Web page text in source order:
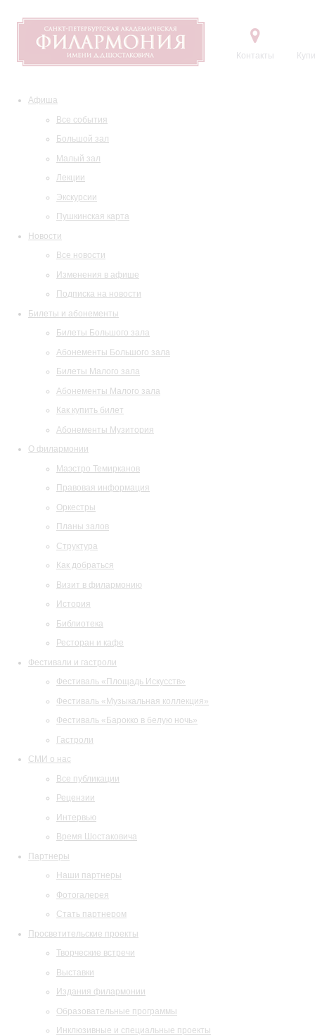
Контакты
Афиша
Все события
Большой зал
Малый зал
Лекции
Экскурсии
Пушкинская карта
Новости
Все новости
Изменения в афише
Подписка на новости
Билеты и абонементы
Билеты Большого зала
Абонементы Большого зала
Билеты Малого зала
Абонементы Малого зала
Как купить билет
Абонементы Музитория
О филармонии
Маэстро Темирканов
Правовая информация
Оркестры
Планы залов
Структура
Как добраться
Визит в филармонию
История
Библиотека
Ресторан и кафе
Фестивали и гастроли
Фестиваль «Площадь Искусств»
Фестиваль «Музыкальная коллекция»
Фестиваль «Барокко в белую ночь»
Гастроли
СМИ о нас
Все публикации
Рецензии
Интервью
Время Шостаковича
Партнеры
Наши партнеры
Фотогалерея
Стать партнером
Просветительские проекты
Творческие встречи
Выставки
Издания филармонии
Образовательные программы
Инклюзивные и специальные проекты